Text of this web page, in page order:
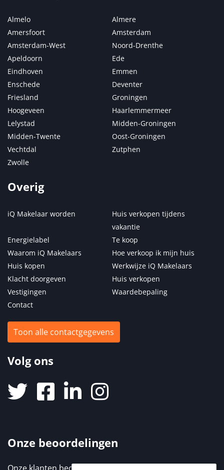
Almelo
Almere
Amersfoort
Amsterdam
Amsterdam-West
Noord-Drenthe
Apeldoorn
Ede
Eindhoven
Emmen
Enschede
Deventer
Friesland
Groningen
Hoogeveen
Haarlemmermeer
Lelystad
Midden-Groningen
Midden-Twente
Oost-Groningen
Vechtdal
Zutphen
Zwolle
Overig
iQ Makelaar worden
Huis verkopen tijdens
vakantie
Energielabel
Te koop
Waarom iQ Makelaars
Hoe verkoop ik mijn huis
Huis kopen
Werkwijze iQ Makelaars
Klacht doorgeven
Huis verkopen
Vestigingen
Waardebepaling
Contact
Toon alle contactgegevens
Volg ons
Onze beoordelingen